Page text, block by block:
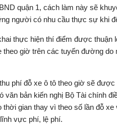
quận 1, cách làm này sẽ
người có nhu cầu thực sự khi
thực hiện thí điểm được
theo giờ trên các tuyến đường
phí đỗ xe ô tô theo giờ sẽ
văn bản kiến nghị Bộ Tài chính
thời gian thay vì theo số lần đỗ
vực phí, lệ phí.